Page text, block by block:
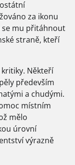
za ikonu
se mu přitáhnout
straně, kteří
Někteří
především
a chudými.
místním
mělo
úrovní
výrazně